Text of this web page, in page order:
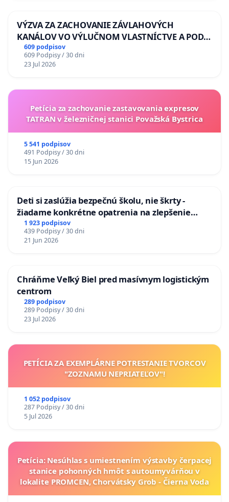
VÝZVA ZA ZACHOVANIE ZÁVLAHOVÝCH
KANÁLOV VO VÝLUČNOM VLASTNÍCTVE A POD
KONTROLOU SLOVENSKEJ REPUBLIKY & žiadosť
na riešenie zanedbaného stavu závlahových a
odvodňovacích kanálov na Slovensku
609 podpisov
609 Podpisy / 30 dni
23 Jul 2026
Petícia za zachovanie zastavovania expresov
TATRAN v železničnej stanici Považská Bystrica
5 541 podpisov
491 Podpisy / 30 dni
15 Jun 2026
Deti si zaslúžia bezpečnú školu, nie škrty -
žiadame konkrétne opatrenia na zlepšenie
situácie v školstve
1 923 podpisov
439 Podpisy / 30 dni
21 Jun 2026
Chráňme Veľký Biel pred masívnym logistickým
centrom
289 podpisov
289 Podpisy / 30 dni
23 Jul 2026
PETÍCIA ZA EXEMPLÁRNE POTRESTANIE TVORCOV
"ZOZNAMU NEPRIATEĽOV"!
1 052 podpisov
287 Podpisy / 30 dni
5 Jul 2026
Petícia: Nesúhlas s umiestnením výstavby čerpacej
stanice pohonných hmôt s autoumyvárňou v
lokalite PROMCEN, Chorvátsky Grob - Čierna Voda